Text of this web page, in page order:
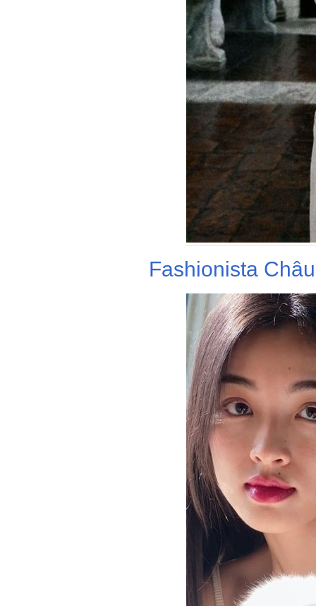
Fashionista